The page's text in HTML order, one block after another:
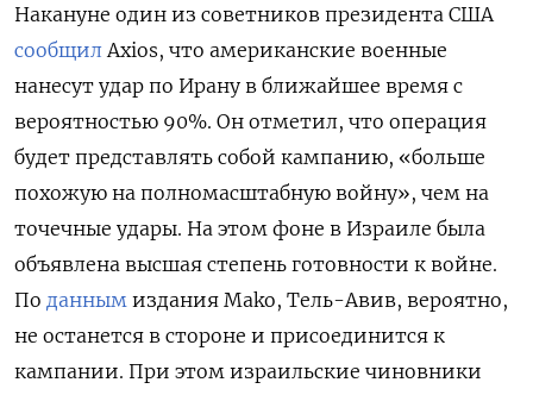
Накануне один из советников президента США
сообщил Axios, что американские военные
нанесут удар по Ирану в ближайшее время с
вероятностью 90%. Он отметил, что операция
будет представлять собой кампанию, «больше
похожую на полномасштабную войну», чем на
точечные удары. На этом фоне в Израиле была
объявлена высшая степень готовности к войне.
По данным издания Mako, Тель-Авив, вероятно,
не останется в стороне и присоединится к
кампании. При этом израильские чиновники